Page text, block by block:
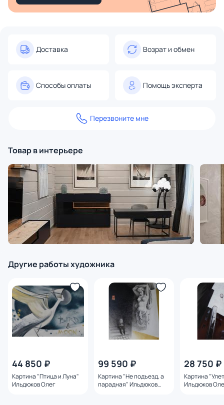
Доставка Возрат и обмен
Способы оплаты Помощь эксперта
Перезвоните мне
Товар в интерьере
Другие работы художника
44 850 ₽
Картина "Птица и Луна"
Ильдюков Олег
99 590 ₽
Картина "Не подъезд, а
парадная" Ильдюков
28 750 ₽
Картина
Ильдюков